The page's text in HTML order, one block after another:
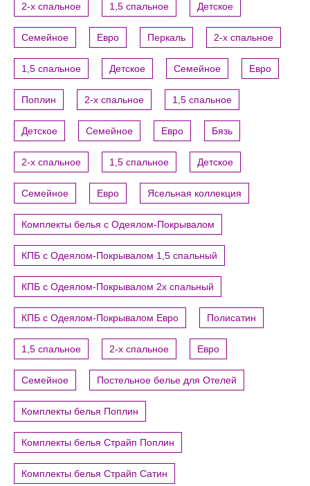
2-х спальное 1,5 спальное Детское
Семейное Евро Перкаль 2-х спальное
1,5 спальное Детское Семейное Евро
Поплин 2-х спальное 1,5 спальное
Детское Семейное Евро Бязь
2-х спальное 1,5 спальное Детское
Семейное Евро Ясельная коллекция
Комплекты белья с Одеялом-Покрывалом
КПБ с Одеялом-Покрывалом 1,5 спальный
КПБ с Одеялом-Покрывалом 2х спальный
КПБ с Одеялом-Покрывалом Евро Полисатин
1,5 спальное 2-х спальное Евро
Семейное Постельное белье для Отелей
Комплекты белья Поплин
Комплекты белья Страйп Поплин
Комплекты белья Страйп Сатин